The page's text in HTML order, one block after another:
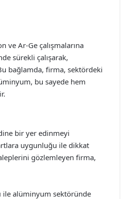
Ar-Ge çalışmalarına
sürekli çalışarak,
bağlamda, firma, sektördeki
bu sayede hem
bir yer edinmeyi
uygunluğu ile dikkat
gözlemleyen firma,
ile alüminyum sektöründe